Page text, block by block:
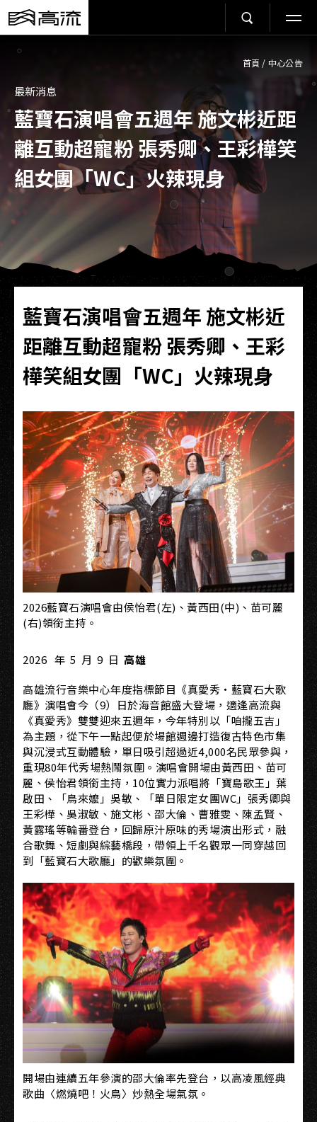
首頁 / 中心公告
最新消息
藍寶石演唱會五週年 施文彬近距
離互動超寵粉 張秀卿、王彩樺笑
組女團「WC」火辣現身
藍寶石演唱會五週年 施文彬近
距離互動超寵粉 張秀卿、王彩
樺笑組女團「WC」火辣現身
2026藍寶石演唱會由侯怡君(左)、黃西田(中)、苗可麗
(右)領銜主持。
2026 年 5 月 9 日 高雄
高雄流行音樂中心年度指標節目《真愛秀・藍寶石大歌
廳》演唱會今（9）日於海音館盛大登場，適逢高流與
《真愛秀》雙雙迎來五週年，今年特別以「咱攏五吉」
為主題，從下午一點起便於場館週邊打造復古特色市集
與沉浸式互動體驗，單日吸引超過近4,000名民眾參與，
重現80年代秀場熱鬧氛圍。演唱會開場由黃西田、苗可
麗、侯怡君領銜主持，10位實力派唱將「寶島歌王」葉
啟田、「鳥來嬤」吳敏、「單日限定女團WC」張秀卿與
王彩樺、吳淑敏、施文彬、邵大倫、曹雅雯、陳孟賢、
黃露瑤等輪番登台，回歸原汁原味的秀場演出形式，融
合歌舞、短劇與綜藝橋段，帶領上千名觀眾一同穿越回
到「藍寶石大歌廳」的歡樂氛圍。
開場由連續五年參演的邵大倫率先登台，以高凌風經典
歌曲〈燃燒吧！火鳥〉炒熱全場氣氛。